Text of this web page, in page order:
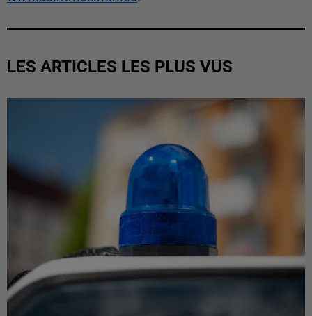
LES ARTICLES LES PLUS VUS